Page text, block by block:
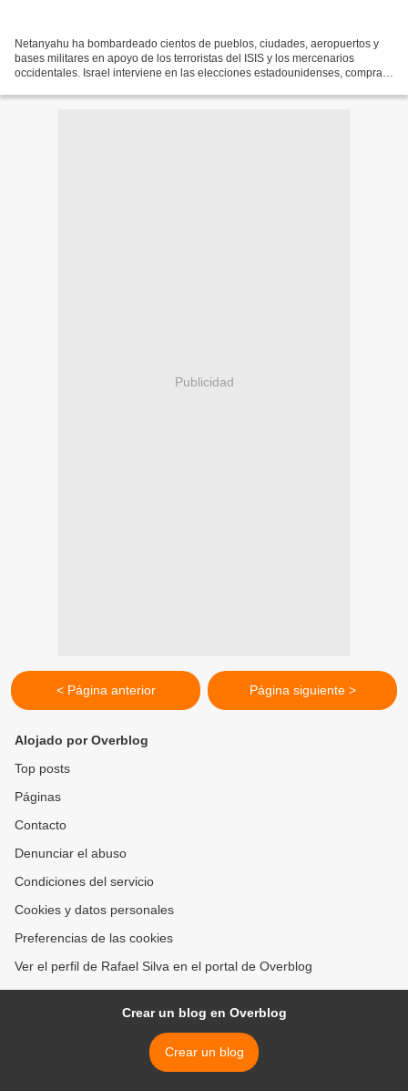
Netanyahu ha bombardeado cientos de pueblos, ciudades, aeropuertos y
bases militares en apoyo de los terroristas del ISIS y los mercenarios
occidentales. Israel interviene en las elecciones estadounidenses, compra
Publicidad
< Página anterior Página siguiente >
Alojado por Overblog
Top posts
Páginas
Contacto
Denunciar el abuso
Condiciones del servicio
Cookies y datos personales
Preferencias de las cookies
Ver el perfil de Rafael Silva en el portal de Overblog
Crear un blog en Overblog
Crear un blog